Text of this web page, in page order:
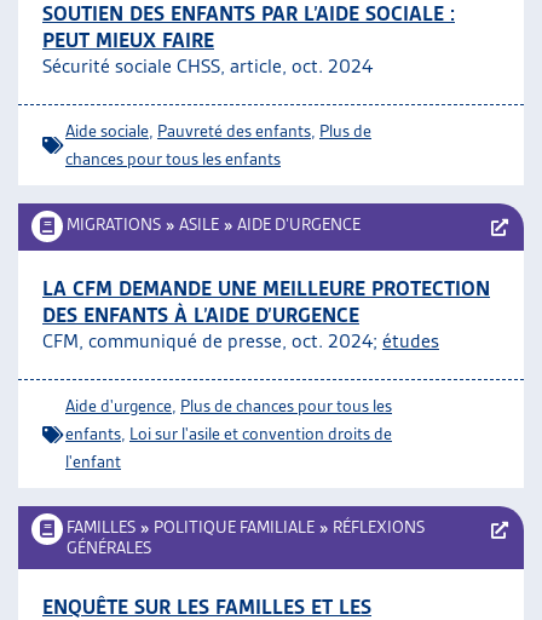
SOUTIEN DES ENFANTS PAR L’AIDE SOCIALE :
PEUT MIEUX FAIRE
Sécurité sociale CHSS, article, oct. 2024
Aide sociale Pauvreté des enfants Plus de
chances pour tous les enfants
MIGRATIONS » ASILE » AIDE D’URGENCE
LA CFM DEMANDE UNE MEILLEURE PROTECTION
DES ENFANTS À L’AIDE D’URGENCE
CFM, communiqué de presse, oct. 2024; études
Aide d'urgence Plus de chances pour tous les
enfants Loi sur l'asile et convention droits de
l'enfant
FAMILLES » POLITIQUE FAMILIALE » RÉFLEXIONS
GÉNÉRALES
ENQUÊTE SUR LES FAMILLES ET LES